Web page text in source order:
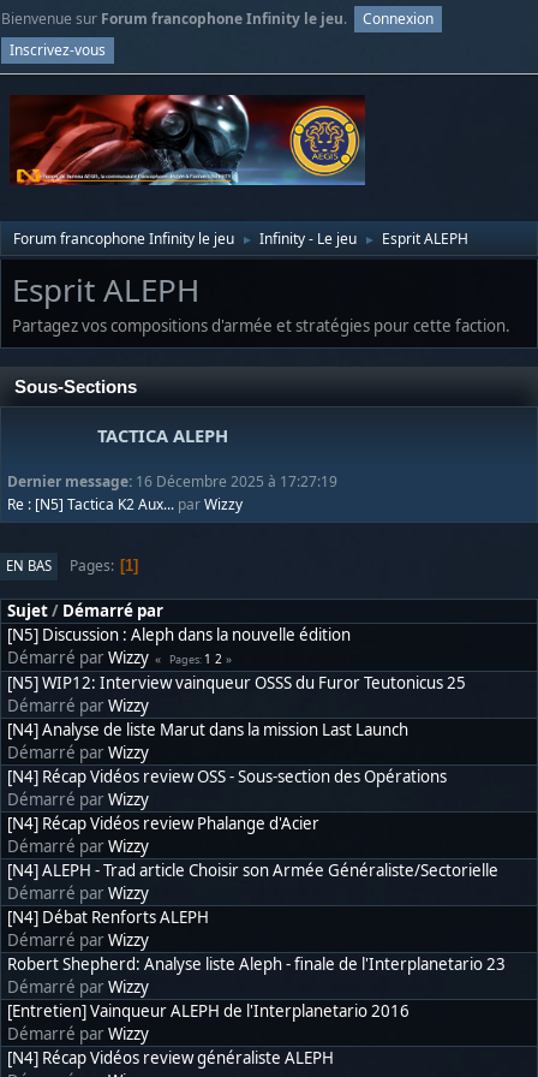
Bienvenue sur Forum francophone Infinity le jeu.
Connexion
Inscrivez-vous
Forum francophone Infinity le jeu ► Infinity - Le jeu ► Esprit ALEPH
Esprit ALEPH
Partagez vos compositions d'armée et stratégies pour cette faction.
Sous-Sections
TACTICA ALEPH
Dernier message: 16 Décembre 2025 à 17:27:19
Re : [N5] Tactica K2 Aux... parWizzy
EN BAS Pages 1
Sujet/ Démarré par
[N5] Discussion : Aleph dans la nouvelle édition
Démarré parWizzy Pages 1 2
[N5] WIP12: Interview vainqueur OSSS du Furor Teutonicus 25
Démarré parWizzy
[N4] Analyse de liste Marut dans la mission Last Launch
Démarré parWizzy
[N4] Récap Vidéos review OSS - Sous-section des Opérations
Démarré parWizzy
[N4] Récap Vidéos review Phalange d'Acier
Démarré parWizzy
[N4] ALEPH - Trad article Choisir son Armée Généraliste/Sectorielle
Démarré parWizzy
[N4] Débat Renforts ALEPH
Démarré parWizzy
Robert Shepherd: Analyse liste Aleph - finale de l'Interplanetario 23
Démarré parWizzy
[Entretien] Vainqueur ALEPH de l'Interplanetario 2016
Démarré parWizzy
[N4] Récap Vidéos review généraliste ALEPH